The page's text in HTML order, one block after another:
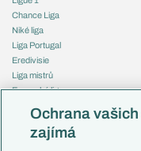
Chance Liga
Niké liga
Liga Portugal
Eredivisie
Liga mistrů
Evropská liga
Mistrovství světa
Liga národů
Ochrana
zajímá